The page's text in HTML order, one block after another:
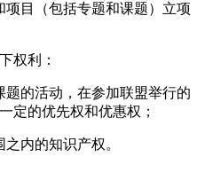
目（包括专题和课题）立项
权利：
的活动，在参加联盟举行的
定的优先权和优惠权；
内的知识产权。